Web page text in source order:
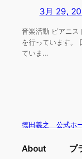
3月 29,
音楽活動 ピアニス
を行っています。
ていま…
徳田義之 公式ホ
About プ